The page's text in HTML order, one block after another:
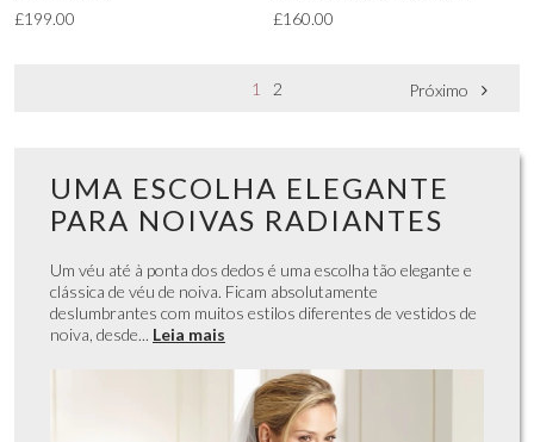
£199.00 £160.00
1 2 Próximo
UMA ESCOLHA ELEGANTE
PARA NOIVAS RADIANTES
Um véu até à ponta dos dedos é uma escolha tão elegante e
clássica de véu de noiva. Ficam absolutamente
deslumbrantes com muitos estilos diferentes de vestidos de
noiva, desde... Leia mais